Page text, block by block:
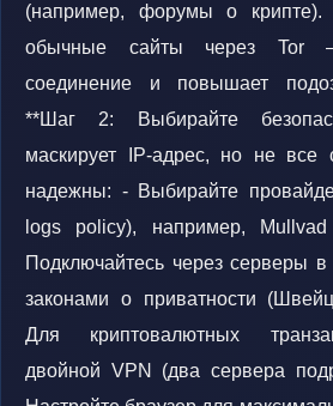
(например, форумы о
обычные сайты через Tor
соединение и повышает
**Шаг 2: Выбирайте
маскирует IP-адрес, но не все
надежны: - Выбирайте
logs policy), например,
Подключайтесь через серверы в
законами о приватности
Для криптовалютных
двойной VPN (два сервера